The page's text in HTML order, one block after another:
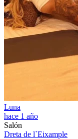
Luna
hace 1 año
Salón
Dreta de l`Eixample